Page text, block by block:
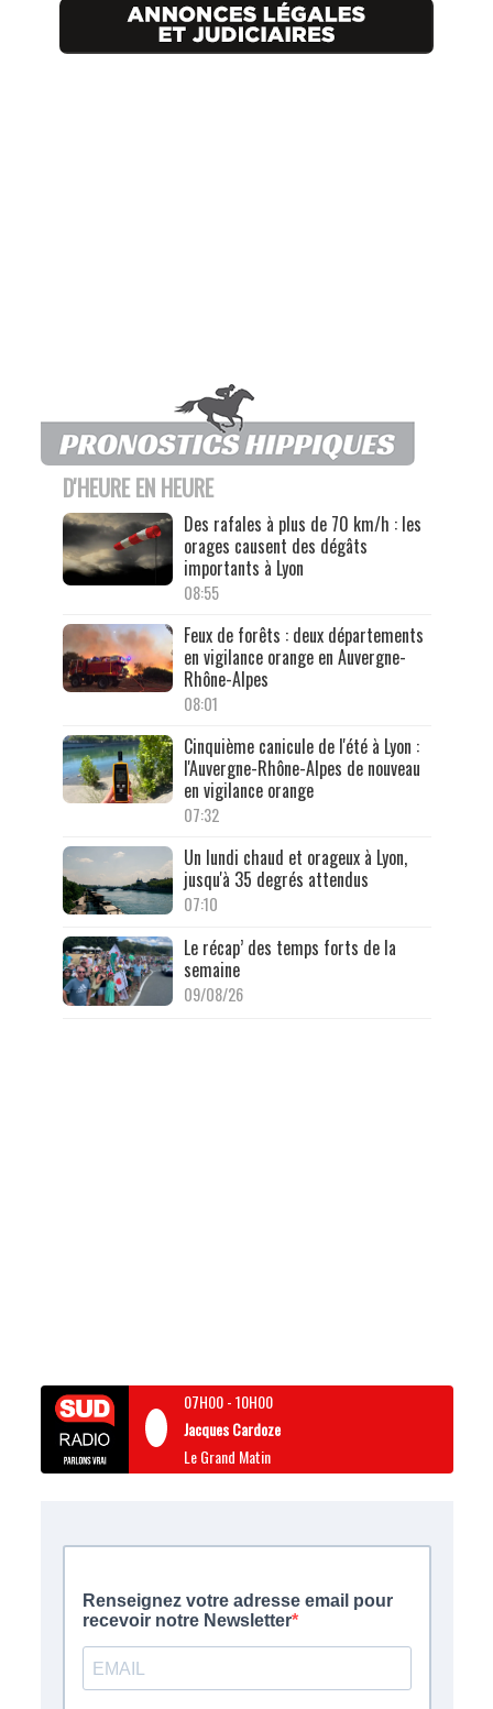
D'HEURE EN HEURE
Des rafales à plus de 70 km/h : les
orages causent des dégâts
importants à Lyon
08:55
Feux de forêts : deux départements
en vigilance orange en Auvergne-
Rhône-Alpes
08:01
Cinquième canicule de l'été à Lyon :
l'Auvergne-Rhône-Alpes de nouveau
en vigilance orange
07:32
Un lundi chaud et orageux à Lyon,
jusqu'à 35 degrés attendus
07:10
Le récap’ des temps forts de la
semaine
09/08/26
07H00-10H00
Jacques Cardoze
Le Grand Matin